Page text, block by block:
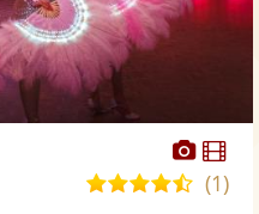
4,5(1)